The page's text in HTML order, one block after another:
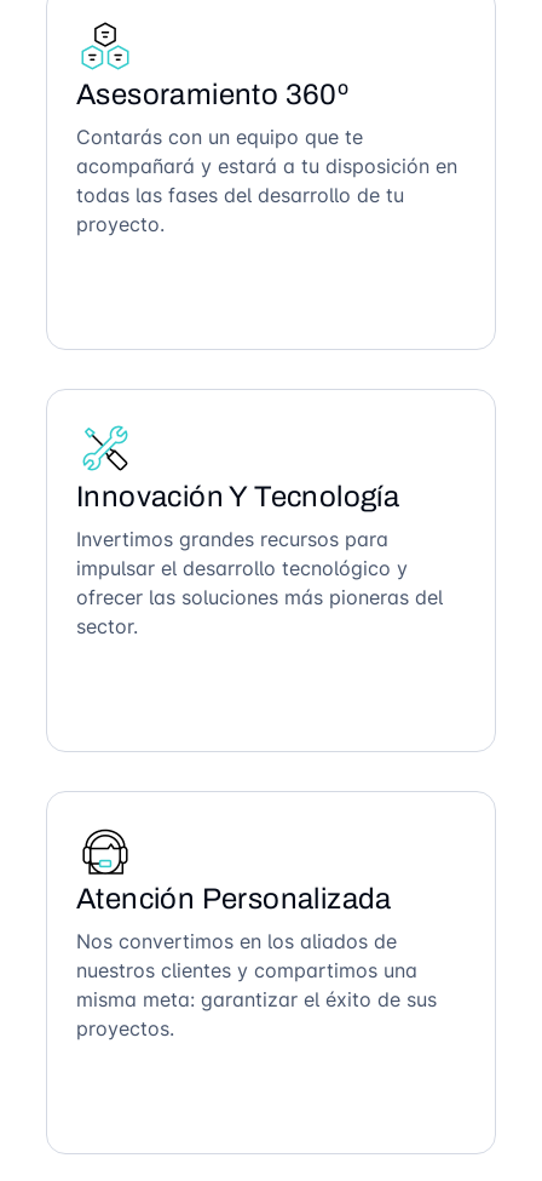
Asesoramiento 360º
Contarás con un equipo que te
acompañará y estará a tu disposición en
todas las fases del desarrollo de tu
proyecto.
Innovación Y Tecnología
Invertimos grandes recursos para
impulsar el desarrollo tecnológico y
ofrecer las soluciones más pioneras del
sector.
Atención Personalizada
Nos convertimos en los aliados de
nuestros clientes y compartimos una
misma meta: garantizar el éxito de sus
proyectos.